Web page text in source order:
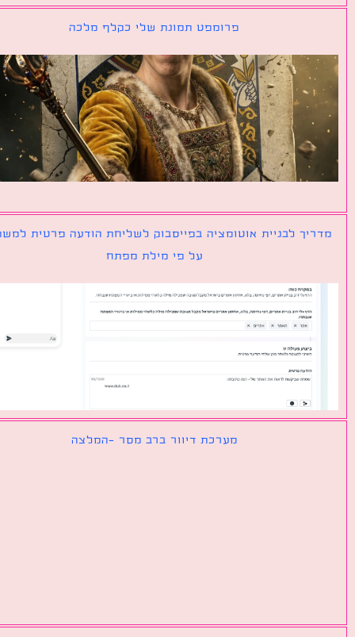
פרומפט תמונת שלי כקלף מלכה
לבניית אוטומציה בפייסבוק לשליחת הודעה פרטית למשתמש
על פי מילת מפתח
מערכת דיוור ברב מסר -המלצה